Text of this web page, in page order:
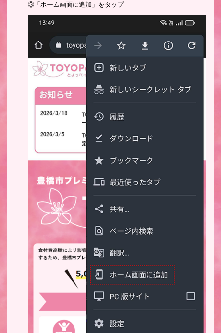
③「ホーム画面に追加」をタップ